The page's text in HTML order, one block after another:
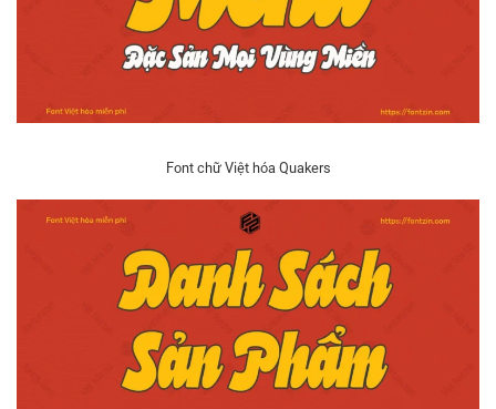
Font chữ Việt hóa Quakers